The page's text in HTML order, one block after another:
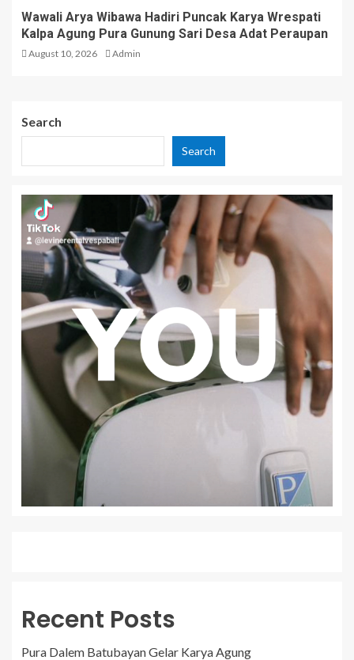
Wawali Arya Wibawa Hadiri Puncak Karya Wrespati
Kalpa Agung Pura Gunung Sari Desa Adat Peraupan
August 10, 2026 Admin
Search
Search
Recent Posts
Pura Dalem Batubayan Gelar Karya Agung